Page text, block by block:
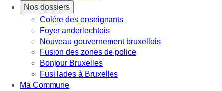
Nos dossiers
Colère des enseignants
Foyer anderlechtois
Nouveau gouvernement bruxellois
Fusion des zones de police
Bonjour Bruxelles
Fusillades à Bruxelles
Ma Commune